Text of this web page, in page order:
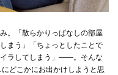
。「散らかりっぱなしの部屋
まう」「ちょっとしたことで
イラしてしまう」――。そんな
どこかにお出かけしようと思